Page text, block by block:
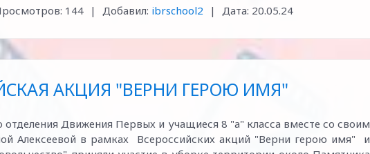
144 | Добавил: ibrschool2 | Дата: 20.05.24
АКЦИЯ "ВЕРНИ ГЕРОЮ ИМЯ"
Движения Первых и учащиеся 8 "а" класса вместе со своим
Алексеевой в рамках Всероссийских акций "Верни герою имя" и